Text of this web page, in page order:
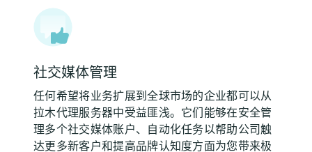
社交媒体管理
任何希望将业务扩展到全球市场的企业都可以从
拉木代理服务器中受益匪浅。它们能够在安全管
理多个社交媒体账户、自动化任务以帮助公司触
达更多新客户和提高品牌认知度方面为您带来极